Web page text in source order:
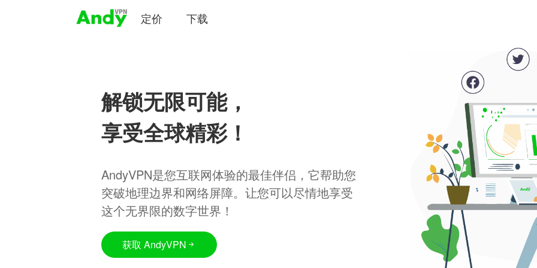
定价 下载
解锁无限可能，
享受全球精彩！
AndyVPN是您互联网体验的最佳伴侣，它帮助您
突破地理边界和网络屏障。让您可以尽情地享受
这个无界限的数字世界！
获取 AndyVPN